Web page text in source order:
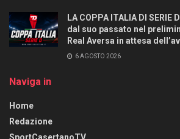
LA COPPA ITALIA DI
dal suo passato nel
Real Aversa in attesa
6 AGOSTO 2026
Naviga in
Home
Redazione